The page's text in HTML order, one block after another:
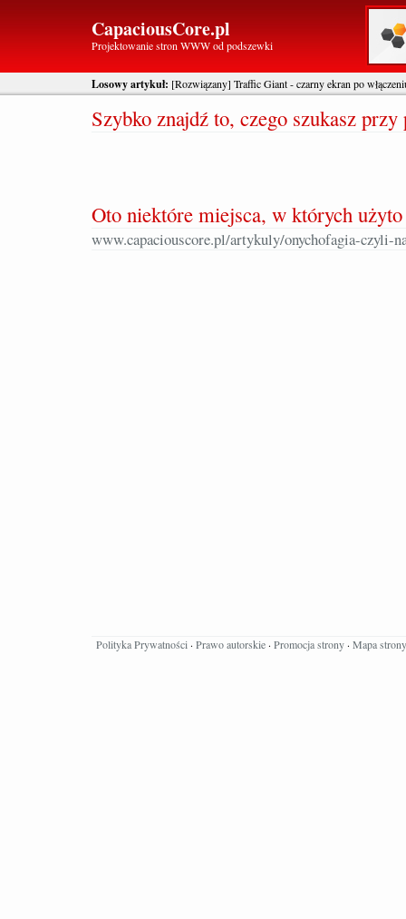
CapaciousCore.pl
Projektowanie stron WWW od podszewki
Losowy artykuł: [Rozwiązany] Traffic Giant - czarny ekran po
Szybko znajdź to, czego szukasz
Oto niektóre miejsca, w których
www.capaciouscore.pl/artykuly/onychofagia-czyli-
Polityka Prywatności · Prawo autorskie · Promocja strony · Mapa strony